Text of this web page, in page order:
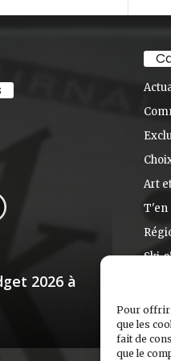
Pour offrir
que les
fait de
que le
2026 à
6 janvier
Art
T'en
Ski-